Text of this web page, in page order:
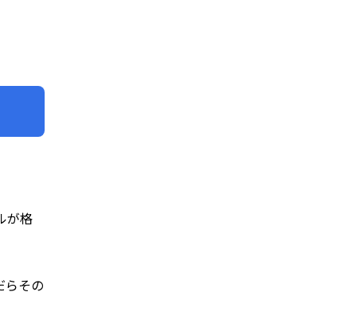
が格
らその